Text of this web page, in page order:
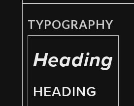
TYPOGRAPHY
Heading
HEADING